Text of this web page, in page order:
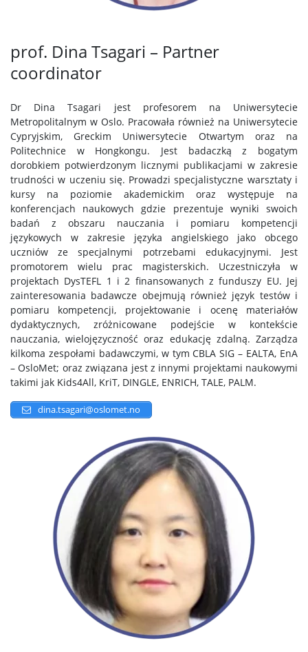
prof. Dina Tsagari – Partner
coordinator
Dr Dina Tsagari jest profesorem na Uniwersytecie
Metropolitalnym w Oslo. Pracowała również na Uniwersytecie
Cypryjskim, Greckim Uniwersytecie Otwartym oraz na
Politechnice w Hongkongu. Jest badaczką z bogatym
dorobkiem potwierdzonym licznymi publikacjami w zakresie
trudności w uczeniu się. Prowadzi specjalistyczne warsztaty i
kursy na poziomie akademickim oraz występuje na
konferencjach naukowych gdzie prezentuje wyniki swoich
badań z obszaru nauczania i pomiaru kompetencji
językowych w zakresie języka angielskiego jako obcego
uczniów ze specjalnymi potrzebami edukacyjnymi. Jest
promotorem wielu prac magisterskich. Uczestniczyła w
projektach DysTEFL 1 i 2 finansowanych z funduszy EU. Jej
zainteresowania badawcze obejmują również język testów i
pomiaru kompetencji, projektowanie i ocenę materiałów
dydaktycznych, zróżnicowane podejście w kontekście
nauczania, wielojęzyczność oraz edukację zdalną. Zarządza
kilkoma zespołami badawczymi, w tym CBLA SIG – EALTA, EnA
– OsloMet; oraz związana jest z innymi projektami naukowymi
takimi jak Kids4All, KriT, DINGLE, ENRICH, TALE, PALM.
dina.tsagari@oslomet.no